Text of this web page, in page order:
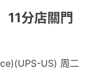
11分店關門
US) 周二